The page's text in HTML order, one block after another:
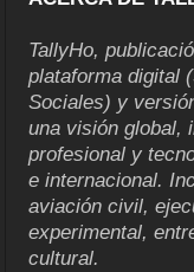
TallyHo,
plataforma digital
Sociales) y
una visión global,
profesional y
e internacional.
aviación civil,
experimental,
cultural.